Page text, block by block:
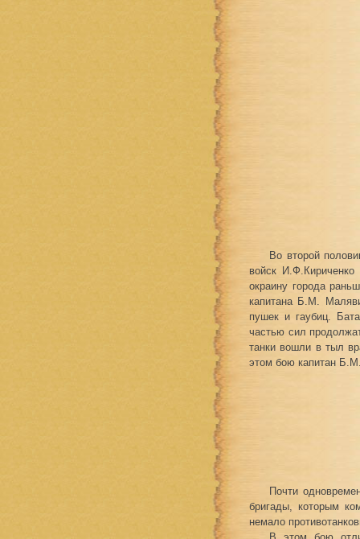
Во второй
войск
окраину города
капитана Б.М.
пушек и гаубиц.
частью сил
танки вошли в тыл
этом бою капитан
Почти
бригады, которым
немало